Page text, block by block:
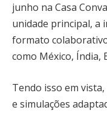
junho na Casa
unidade principal, a
formato
como México, Índia,
Tendo isso em
e simulações